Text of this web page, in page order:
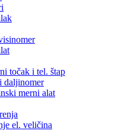
točak i tel. štap
daljinomer
merni alat
el. veličina